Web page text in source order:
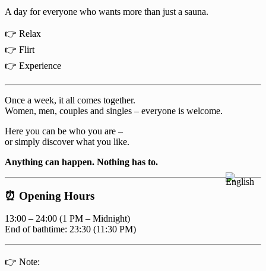
A day for everyone who wants more than just a sauna.
👉 Relax
👉 Flirt
👉 Experience
Once a week, it all comes together.
Women, men, couples and singles – everyone is welcome.
Here you can be who you are –
or simply discover what you like.
Anything can happen. Nothing has to.
⏰ Opening Hours
13:00 – 24:00 (1 PM – Midnight)
End of bathtime: 23:30 (11:30 PM)
👉 Note: